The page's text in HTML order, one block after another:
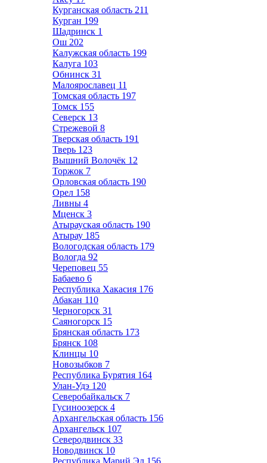
Курганская область 211
Курган 199
Шадринск 1
Ош 202
Калужская область 199
Калуга 103
Обнинск 31
Малоярославец 11
Томская область 197
Томск 155
Северск 13
Стрежевой 8
Тверская область 191
Тверь 123
Вышний Волочёк 12
Торжок 7
Орловская область 190
Орел 158
Ливны 4
Мценск 3
Атырауская область 190
Атырау 185
Вологодская область 179
Вологда 92
Череповец 55
Бабаево 6
Республика Хакасия 176
Абакан 110
Черногорск 31
Саяногорск 15
Брянская область 173
Брянск 108
Клинцы 10
Новозыбков 7
Республика Бурятия 164
Улан-Удэ 120
Северобайкальск 7
Гусиноозерск 4
Архангельская область 156
Архангельск 107
Северодвинск 33
Новодвинск 10
Республика Марий Эл 156